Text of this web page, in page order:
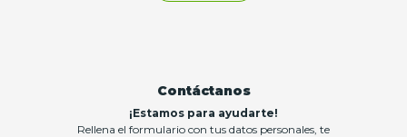
Contáctanos
¡Estamos para ayudarte!
Rellena el formulario con tus datos personales, te